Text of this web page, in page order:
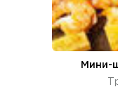
Мини-